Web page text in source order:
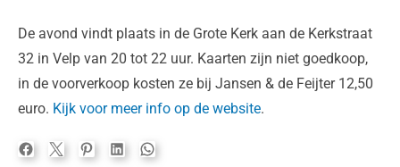
De avond vindt plaats in de Grote Kerk aan de Kerkstraat
32 in Velp van 20 tot 22 uur. Kaarten zijn niet goedkoop,
in de voorverkoop kosten ze bij Jansen & de Feijter 12,50
euro. Kijk voor meer info op de website.